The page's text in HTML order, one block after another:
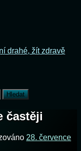
drahé, žít zdravě
častěji
28. července